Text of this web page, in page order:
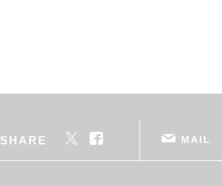
SHARE MAIL